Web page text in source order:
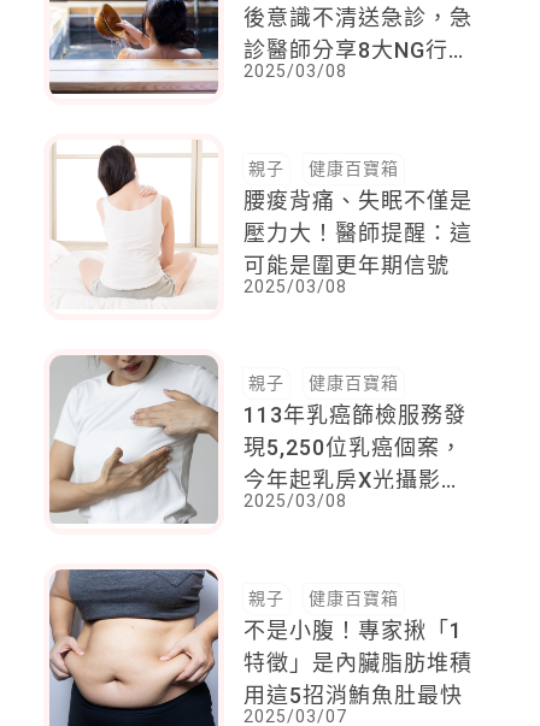
後意識不清送急診，急
診醫師分享8大NG行
為，以及自救方法
2025/03/08
親子 健康百寶箱
腰痠背痛、失眠不僅是
壓力大！醫師提醒：這
可能是圍更年期信號
2025/03/08
親子 健康百寶箱
113年乳癌篩檢服務發
現5,250位乳癌個案，
今年起乳房X光攝影檢
查補助對象，擴大為40
2025/03/08
親子 健康百寶箱
不是小腹！專家揪「1
特徵」是內臟脂肪堆積
用這5招消鮪魚肚最快
2025/03/07